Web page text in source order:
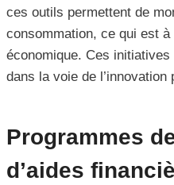
ces outils permettent de
consommation, ce qui est
économique. Ces initiatives
dans la voie de l’innovation
Programmes
d’aides